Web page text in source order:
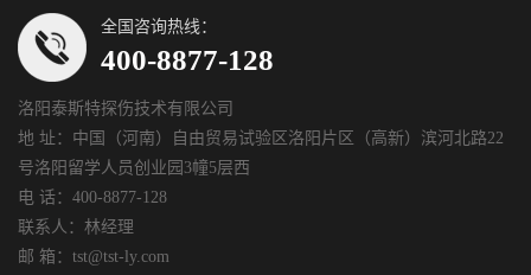
全国咨询热线：
400-8877-128
洛阳泰斯特探伤技术有限公司
地 址：中国（河南）自由贸易试验区洛阳片区（高新）滨河北路22
号洛阳留学人员创业园3幢5层西
电 话：400-8877-128
联系人：林经理
邮 箱：tst@tst-ly.com